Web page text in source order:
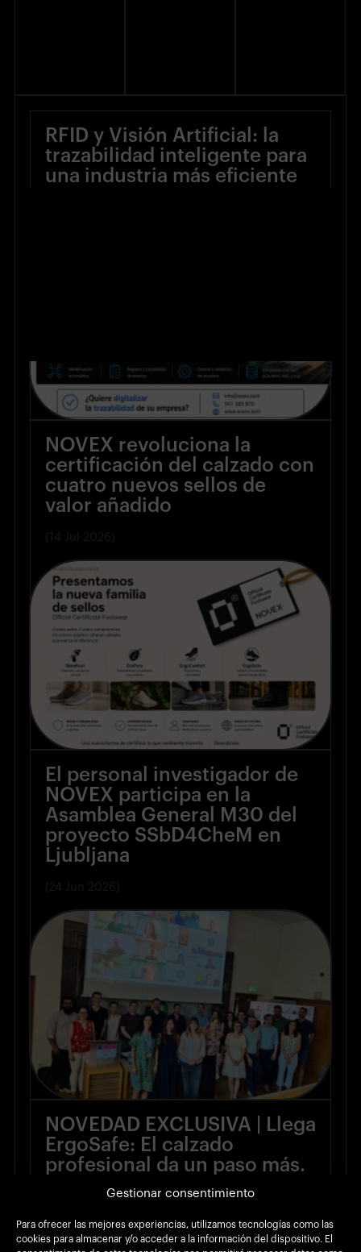
Gestionar consentimiento
Para ofrecer las mejores experiencias, utilizamos tecnologías como las
cookies para almacenar y/o acceder a la información del dispositivo. El
RFID y Visión Artificial: la
trazabilidad inteligente para
una industria más eficiente
NOVEX revoluciona la
certificación del calzado con
cuatro nuevos sellos de
valor añadido
El personal investigador de
NOVEX participa en la
Asamblea General M30 del
proyecto SSbD4CheM en
Ljubljana
NOVEDAD EXCLUSIVA | Llega
ErgoSafe: El calzado
profesional da un paso más.
(22 Jun 2026)